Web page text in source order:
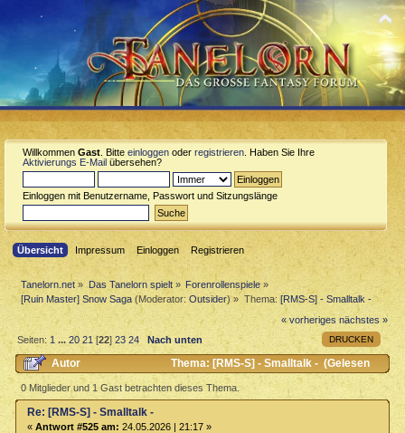
Willkommen Gast . Bitte einloggen oder registrieren . Haben Sie Ihre
Aktivierungs E-Mail übersehen?
Einloggen mit Benutzername, Passwort und Sitzungslänge
Übersicht Impressum Einloggen Registrieren
Tanelorn.net » Das Tanelorn spielt» Forenrollenspiele»
[Ruin Master] Snow Saga (Moderator:Outsider) » Thema: [RMS-S] - Smalltalk -
« vorheriges nächstes »
DRUCKEN
Seiten:1 ...20 21[22]23 24 Nach unten
Autor
Thema: [RMS-S] - Smalltalk - (Gelesen
22693 mal)
0 Mitglieder und 1 Gast betrachten dieses Thema.
Re: [RMS-S] - Smalltalk -
« Antwort #525 am: 24.05.2026 | 21:17 »